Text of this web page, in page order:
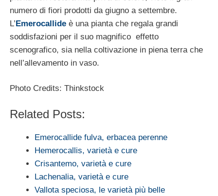
numero di fiori prodotti da giugno a settembre.
L’Emerocallide è una pianta che regala grandi
soddisfazioni per il suo magnifico effetto
scenografico, sia nella coltivazione in piena terra che
nell’allevamento in vaso.
Photo Credits: Thinkstock
Related Posts:
Emerocallide fulva, erbacea perenne
Hemerocallis, varietà e cure
Crisantemo, varietà e cure
Lachenalia, varietà e cure
Vallota speciosa, le varietà più belle